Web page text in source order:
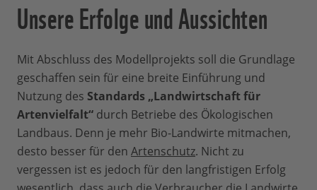
Unsere Erfolge und Aussichten
Mit Abschluss des Modellprojekts soll die Grundlage
geschaffen sein für eine breite Einführung und
Nutzung des Standards „Landwirtschaft für
Artenvielfalt“ durch Betriebe des Ökologischen
Landbaus. Denn je mehr Bio-Landwirte mitmachen,
desto besser für den Artenschutz. Nicht zu
vergessen ist es jedoch für den langfristigen Erfolg